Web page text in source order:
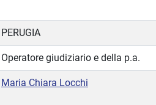
PERUGIA
Operatore giudiziario e della p.a.
Maria Chiara Locchi